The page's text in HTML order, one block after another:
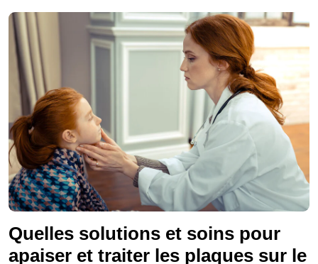
Quelles solutions et soins pour
apaiser et traiter les plaques sur le